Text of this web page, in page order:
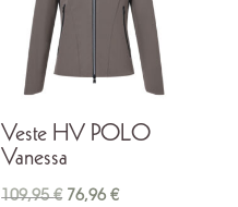
Veste HV POLO
Vanessa
109,95€ Le
76,96€Le